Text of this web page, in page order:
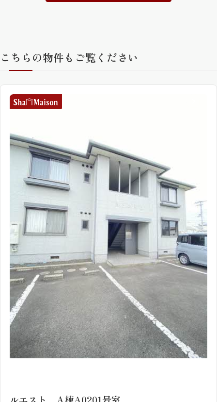
シャーメゾンライフ GUARD
らくらくプラチナ
こちらの物件もご覧ください